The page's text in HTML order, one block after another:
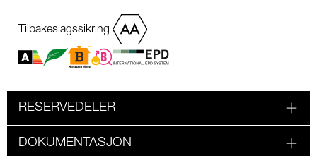
Tilbakeslagssikring
RESERVEDELER
DOKUMENTASJON